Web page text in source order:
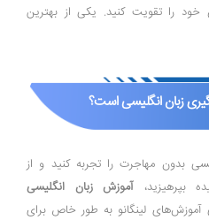
خود را تقویت کنید. یکی از بهترین
زبان انگلیسی است؟
بدون مهاجرت را تجربه کنید و از
بپرهیزید، آموزش زبان انگلیسی
آموزش‌های لینگانو به‌ طور خاص برای